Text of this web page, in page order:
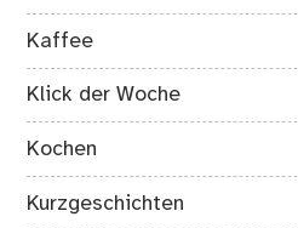
Kaffee
Klick der Woche
Kochen
Kurzgeschichten